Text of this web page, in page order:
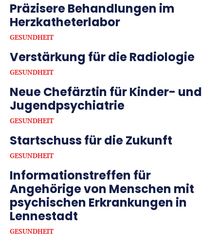
Präzisere Behandlungen im
Herzkatheterlabor
GESUNDHEIT
Verstärkung für die Radiologie
GESUNDHEIT
Neue Chefärztin für Kinder- und
Jugendpsychiatrie
GESUNDHEIT
Startschuss für die Zukunft
GESUNDHEIT
Informationstreffen für
Angehörige von Menschen mit
psychischen Erkrankungen in
Lennestadt
GESUNDHEIT